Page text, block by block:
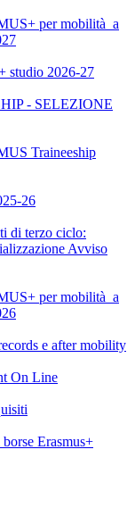
per mobilità a
studio 2026-27
- SELEZIONE
Traineeship
26
di terzo ciclo:
Avviso
per mobilità a
e after mobility
On Line
Erasmus+